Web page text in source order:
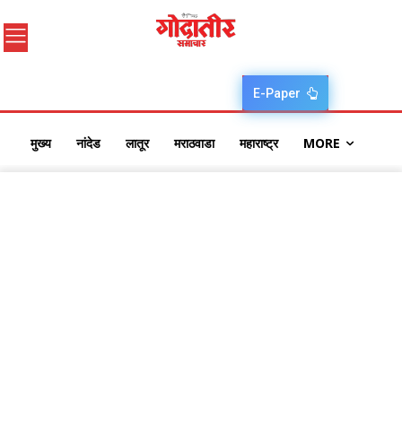
E-Paper
मुख्य नांदेड लातूर मराठवाडा महाराष्ट्र MORE